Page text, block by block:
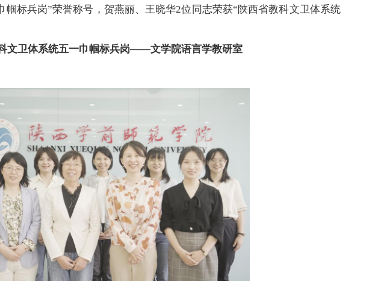
帼标兵岗”荣誉称号，贺燕丽、王晓华2位同志荣获“陕西省教科文卫体系统
文卫体系统五一巾帼标兵岗——文学院语言学教研室